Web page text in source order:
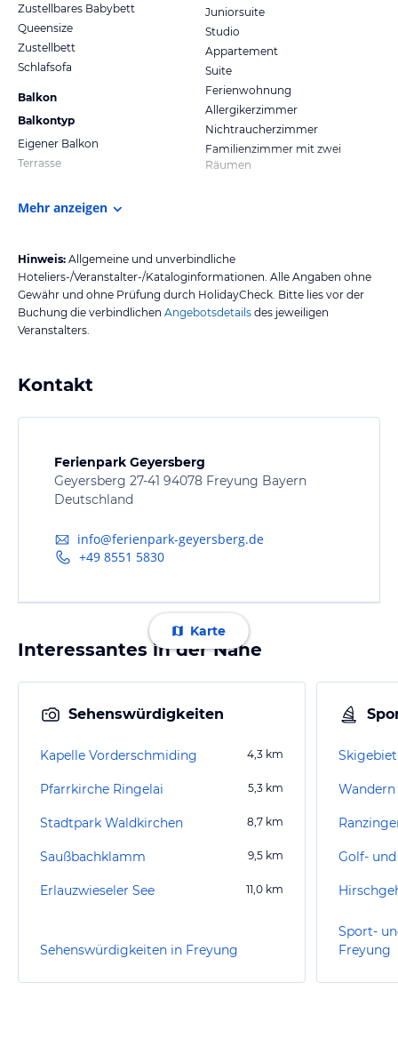
Zustellbares Babybett
Queensize
Zustellbett
Schlafsofa
Balkon
Balkontyp
Eigener Balkon
Terrasse
Juniorsuite
Studio
Appartement
Suite
Ferienwohnung
Allergikerzimmer
Nichtraucherzimmer
Familienzimmer mit zwei
Räumen
Mehr anzeigen
Hinweis: Allgemeine und unverbindliche
Hoteliers-/Veranstalter-/Kataloginformationen. Alle Angaben ohne
Gewähr und ohne Prüfung durch HolidayCheck. Bitte lies vor der
Buchung die verbindlichen Angebotsdetails des jeweiligen
Veranstalters.
Kontakt
Ferienpark Geyersberg
Geyersberg 27-41 94078 Freyung Bayern
Deutschland
info@ferienpark-geyersberg.de
+49 8551 5830
Karte
Interessantes in der Nähe
Sehenswürdigkeiten
Kapelle Vorderschmiding 4,3 km
Pfarrkirche Ringelai 5,3 km
Stadtpark Waldkirchen 8,7 km
Saußbachklamm 9,5 km
Erlauzwieseler See 11,0 km
Sehenswürdigkeiten in Freyung
Sport-
Freyung